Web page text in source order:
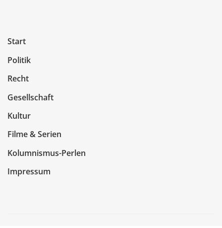
Start
Politik
Recht
Gesellschaft
Kultur
Filme & Serien
Kolumnismus-Perlen
Impressum